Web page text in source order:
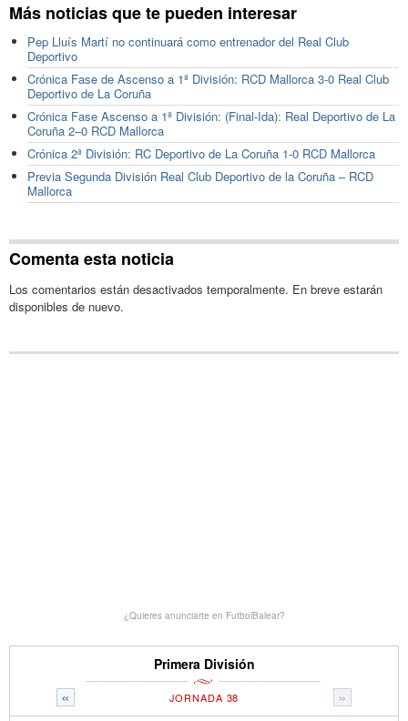
Más noticias que te pueden interesar
Pep Lluís Martí no continuará como entrenador del Real Club
Deportivo
Crónica Fase de Ascenso a 1ª División: RCD Mallorca 3-0 Real Club
Deportivo de La Coruña
Crónica Fase Ascenso a 1ª División: (Final-Ida): Real Deportivo de La
Coruña 2–0 RCD Mallorca
Crónica 2ª División: RC Deportivo de La Coruña 1-0 RCD Mallorca
Previa Segunda División Real Club Deportivo de la Coruña – RCD
Mallorca
Comenta esta noticia
Los comentarios están desactivados temporalmente. En breve estarán
disponibles de nuevo.
¿Quieres anunciarte en FutbolBalear?
Primera División
« »
JORNADA 38